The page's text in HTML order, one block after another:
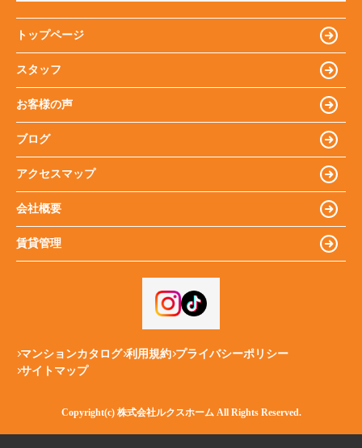
トップページ
スタッフ
お客様の声
ブログ
アクセスマップ
会社概要
賃貸管理
マンションカタログ 利用規約 プライバシーポリシー
サイトマップ
Copyright(c) 株式会社ルクスホーム All Rights Reserved.